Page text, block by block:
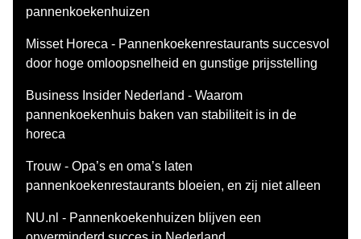
pannenkoekenhuizen
Misset Horeca - Pannenkoekenrestaurants succesvol
door hoge omloopsnelheid en gunstige prijsstelling
Business Insider Nederland - Waarom
pannenkoekenhuis baken van stabiliteit is in de
horeca
Trouw - Opa’s en oma’s laten
pannenkoekenrestaurants bloeien, en zij niet alleen
NU.nl - Pannenkoekenhuizen blijven een